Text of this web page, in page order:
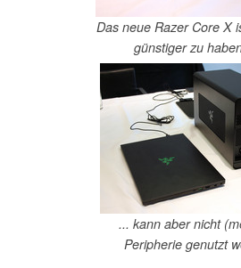
Das neue Razer Core X
günstiger zu
... kann aber nicht
Peripherie genutzt